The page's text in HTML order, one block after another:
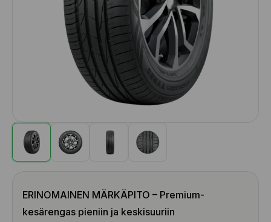
ERINOMAINEN MÄRKÄPITO – Premium-
kesärengas pieniin ja keskisuuriin